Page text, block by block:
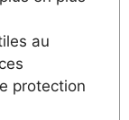
au
protection